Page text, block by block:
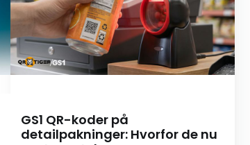
GS1 QR-koder på
detailpakninger: Hvorfor de nu